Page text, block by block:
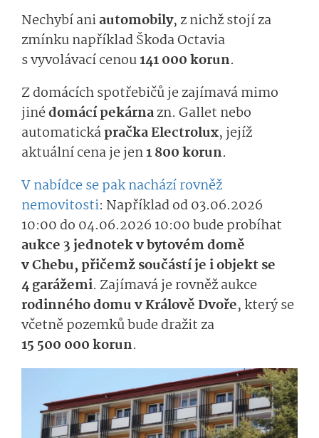
Nechybí aniautomobily, z nichž stojí za
zmínku například Škoda Octavia
s vyvolávací cenou141 000 korun.
Z domácích spotřebičů je zajímavá mimo
jinédomácí pekárnazn. Gallet nebo
automatickápračka Electrolux, jejíž
aktuální cena je jen1 800 korun.
V nabídce se pak nachází rovněž
nemovitosti: Například od 03.06.2026
10:00 do 04.06.2026 10:00 bude probíhat
aukce 3 jednotek v bytovém domě
v Chebu, přičemž součástí je i objekt se
4 garážemi. Zajímavá je rovněž aukce
rodinného domu v Králově Dvoře, který se
včetně pozemků bude dražit za
15 500 000 ko­run.